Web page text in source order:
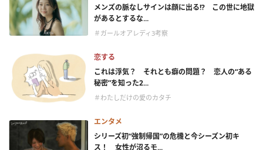
メンズの脈なしサインは顔に出る!? この世に地獄
があるとするな...
＃ガールオアレディ3考察
恋する
これは浮気？ それとも癖の問題？ 恋人の“ある
秘密”を知った2...
＃わたしだけの愛のカタチ
エンタメ
シリーズ初“強制帰国”の危機と今シーズン初キ
ス！ 女性が沼るモ...